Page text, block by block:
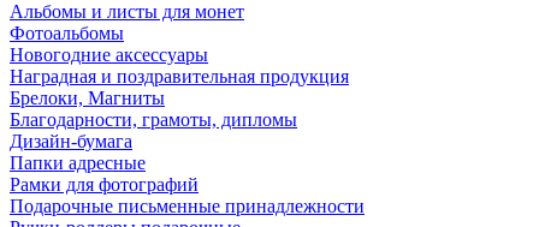
Альбомы и листы для монет
Фотоальбомы
Новогодние аксессуары
Наградная и поздравительная продукция
Брелоки, Магниты
Благодарности, грамоты, дипломы
Дизайн-бумага
Папки адресные
Рамки для фотографий
Подарочные письменные принадлежности